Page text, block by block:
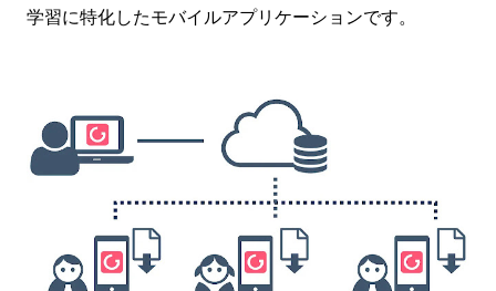
学習に特化したモバイルアプリケーションです。